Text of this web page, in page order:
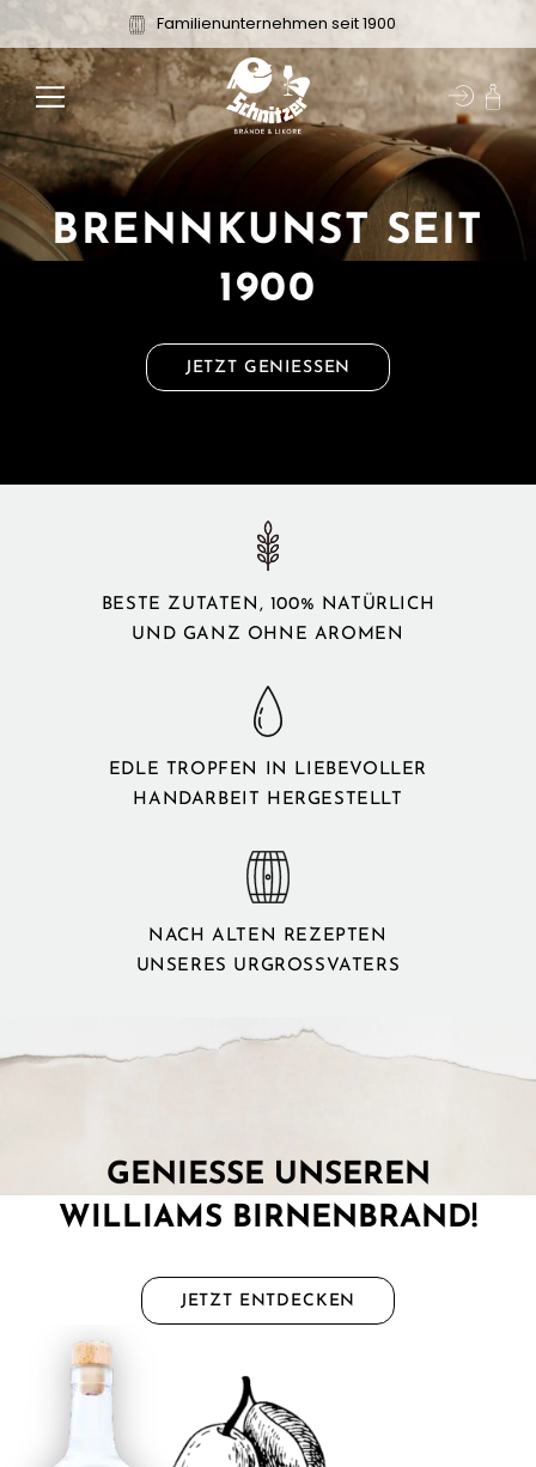
Inhalt
springen
Familienunternehmen seit 1900
BRENNKUNST SEIT
1900
JETZT GENIESSEN
BESTE ZUTATEN, 100% NATÜRLICH
UND GANZ OHNE AROMEN
EDLE TROPFEN IN LIEBEVOLLER
HANDARBEIT HERGESTELLT
NACH ALTEN REZEPTEN
UNSERES URGROSSVATERS
GENIESSE UNSEREN
WILLIAMS BIRNENBRAND!
JETZT ENTDECKEN